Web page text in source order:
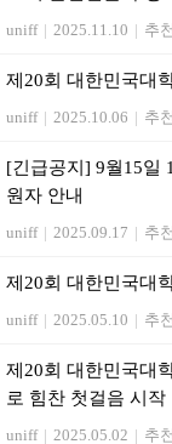
uniff | 2025.11.10 | 추
제20회 대한민국대
uniff | 2025.10.06 | 추
[긴급공지] 9월15일
원자 안내
uniff | 2025.09.17 | 추
제20회 대한민국대
uniff | 2025.05.10 | 추
제20회 대한민국대
로 힘찬 첫걸음 시작
uniff | 2025.05.02 | 추